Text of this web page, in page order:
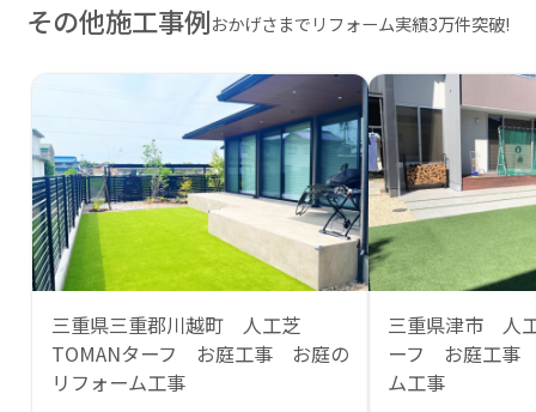
その他施工事例おかげさまでリフォーム実績3万件突破!
三重県三重郡川越町 人工芝
TOMANターフ お庭工事 お庭の
リフォーム工事
三重県津市 人
ーフ お庭工事
ム工事